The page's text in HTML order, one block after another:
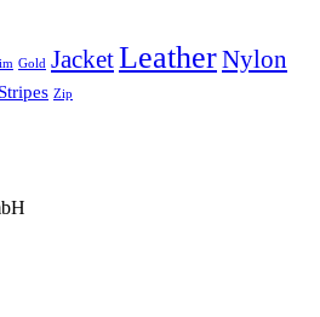
Gold JacketLeatherNylon
Stripes Zip